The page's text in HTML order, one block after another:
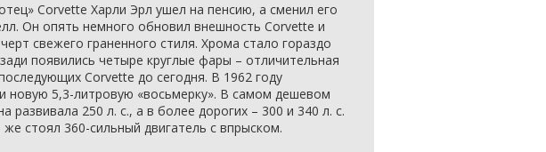
Corvette Харли Эрл ушел на пенсию, а сменил его
Он опять немного обновил внешность Corvette и
свежего граненного стиля. Хрома стало гораздо
появились четыре круглые фары – отличительная
Corvette до сегодня. В 1962 году
новую 5,3-литровую «восьмерку». В самом дешевом
развивала 250 л. с., а в более дорогих – 300 и 340 л. с.
стоял 360-сильный двигатель с впрыском.